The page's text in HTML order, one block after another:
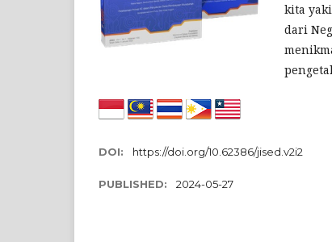
kita
dari
DOI: https://doi.org/10.62386/jised.v2i2
PUBLISHED: 2024-05-27